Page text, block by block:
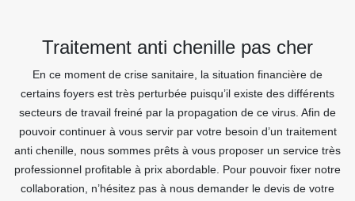
Traitement anti chenille pas cher
En ce moment de crise sanitaire, la situation financière de
certains foyers est très perturbée puisqu’il existe des différents
secteurs de travail freiné par la propagation de ce virus. Afin de
pouvoir continuer à vous servir par votre besoin d’un traitement
anti chenille, nous sommes prêts à vous proposer un service très
professionnel profitable à prix abordable. Pour pouvoir fixer notre
collaboration, n’hésitez pas à nous demander le devis de votre